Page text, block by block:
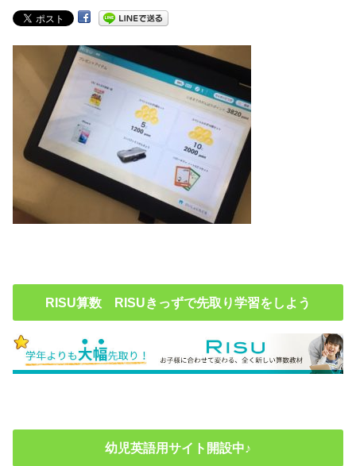
RISU算数 RISUきっずで先取り学習をしよう
幼児英語用サイト開設中♪